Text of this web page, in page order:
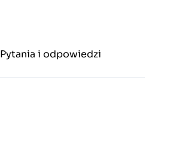
Pytania i odpowiedzi